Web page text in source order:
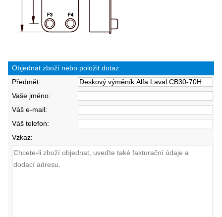
Objednat zboží nebo položit dotaz:
Předmět:
Vaše jméno:
Váš e-mail:
Váš telefon:
Vzkaz: